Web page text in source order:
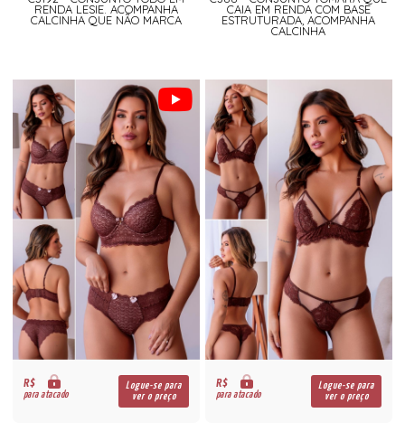
RENDA LESIE. ACOMPANHA
CALCINHA QUE NÃO MARCA
CAIA EM RENDA COM BASE
ESTRUTURADA, ACOMPANHA
CALCINHA
R$
para atacado
Logue-se para
ver o preço
R$
para atacado
Logue-se para
ver o preço